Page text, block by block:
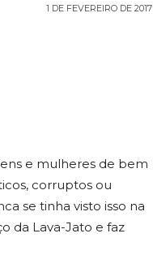
1 DE FEVEREIRO DE 2017
e mulheres de bem
corruptos ou
se tinha visto isso na
da Lava-Jato e faz